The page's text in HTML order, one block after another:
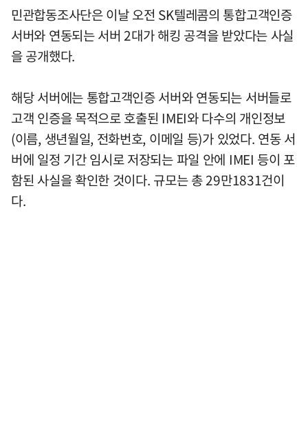
민관합동조사단은 이날 오전 SK텔레콤의 통합고객인증
서버와 연동되는 서버 2대가 해킹 공격을 받았다는 사실
을 공개했다.
해당 서버에는 통합고객인증 서버와 연동되는 서버들로
고객 인증을 목적으로 호출된 IMEI와 다수의 개인정보
(이름, 생년월일, 전화번호, 이메일 등)가 있었다. 연동 서
버에 일정 기간 임시로 저장되는 파일 안에 IMEI 등이 포
함된 사실을 확인한 것이다. 규모는 총 29만1831건이
다.